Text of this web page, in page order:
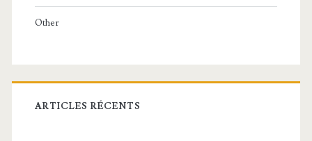
Other
ARTICLES RÉCENTS